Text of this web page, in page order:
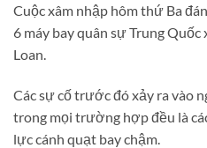
Cuộc xâm nhập hôm thứ Ba
6 máy bay quân sự Trung
Loan.
Các sự cố trước đó xảy ra vào
trong mọi trường hợp đều là
lực cánh quạt bay chậm.